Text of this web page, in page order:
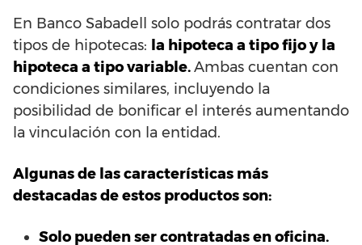
En Banco Sabadell solo podrás contratar dos
tipos de hipotecas: la hipoteca a tipo fijo y la
hipoteca a tipo variable.Ambas cuentan con
condiciones similares, incluyendo la
posibilidad de bonificar el interés aumentando
la vinculación con la entidad.
Algunas de las características más
destacadas de estos productos son:
Solo pueden ser contratadas en oficina.